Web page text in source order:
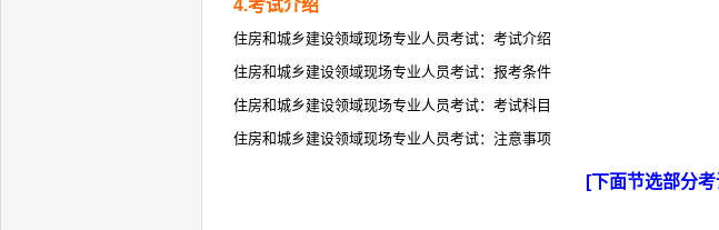
4.考试介绍
住房和城乡建设领域现场专业人员考试：考试介绍
住房和城乡建设领域现场专业人员考试：报考条件
住房和城乡建设领域现场专业人员考试：考试科目
住房和城乡建设领域现场专业人员考试：注意事项
[下面节选部分